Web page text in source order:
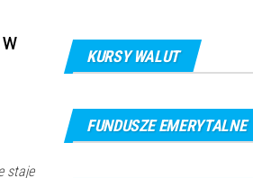
staje
KURSY WALUT
FUNDUSZE EMERYTALNE